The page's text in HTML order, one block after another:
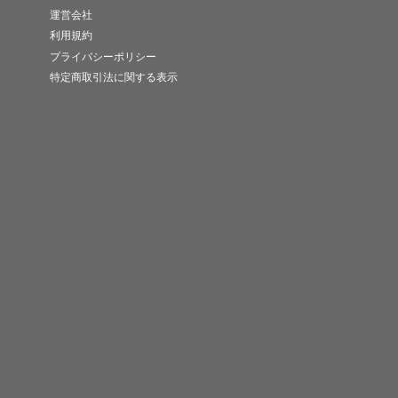
運営会社
利用規約
プライバシーポリシー
特定商取引法に関する表示